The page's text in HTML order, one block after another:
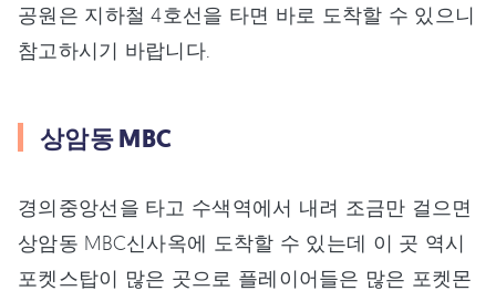
공원은 지하철 4호선을 타면 바로 도착할 수 있으니
참고하시기 바랍니다.
상암동 MBC
경의중앙선을 타고 수색역에서 내려 조금만 걸으면
상암동 MBC신사옥에 도착할 수 있는데 이 곳 역시
포켓스탑이 많은 곳으로 플레이어들은 많은 포켓몬